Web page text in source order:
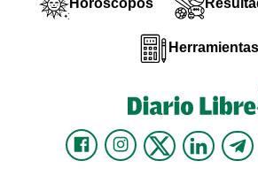
Herramientas